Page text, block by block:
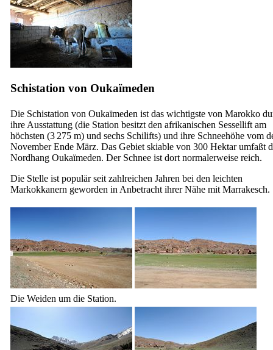
Schistation von Oukaïmeden
Die Schistation von Oukaïmeden ist das wichtigste von Marokko
ihre Ausstattung (die Station besitzt den afrikanischen Sessellift am
höchsten (3 275 m) und sechs Schilifts) und ihre Schneehöhe vom
November Ende März. Das Gebiet skiable von 300 Hektar umfaßt
Nordhang Oukaïmeden. Der Schnee ist dort normalerweise reich.
Die Stelle ist populär seit zahlreichen Jahren bei den leichten
Markokkanern geworden in Anbetracht ihrer Nähe mit Marrakesch.
Die Weiden um die Station.